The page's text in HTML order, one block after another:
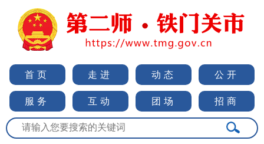
首页 走进 动态 公开
服务 互动 团场 招商